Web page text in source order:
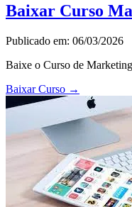
Baixar Curso
Publicado em: 06/03/2026
Baixe o Curso de
Baixar Curso →